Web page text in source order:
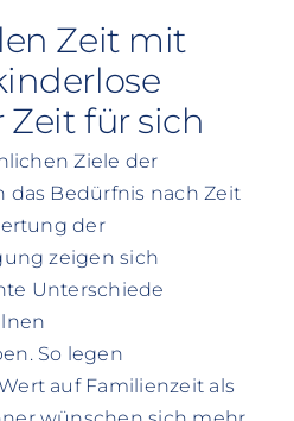
Zeit mit
Zeit für sich
Ziele der
das Bedürfnis nach Zeit
der
zeigen sich
Unterschiede
So legen
auf Familienzeit als